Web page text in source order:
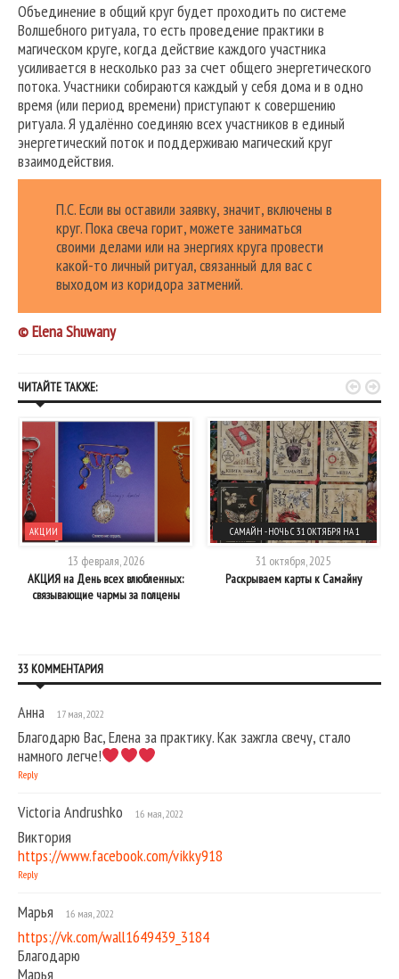
Объединение в общий круг будет проходить по системе
Волшебного ритуала, то есть проведение практики в
магическом круге, когда действие каждого участника
усиливается в несколько раз за счет общего энергетического
потока. Участники собираются каждый у себя дома и в одно
время (или период времени) приступают к совершению
ритуала. Я удалённо соединяю всех участников в единый
энергетический поток и поддерживаю магический круг
взаимодействия.
П.С. Если вы оставили заявку, значит, включены в
круг. Пока свеча горит, можете заниматься
своими делами или на энергиях круга провести
какой-то личный ритуал, связанный для вас с
выходом из коридора затмений.
© Elena Shuwany
ЧИТАЙТЕ ТАКЖЕ:
АКЦИИ
13 февраля, 2026
АКЦИЯ на День всех влюбленных:
связывающие чармы за полцены
САМАЙН - НОЧЬ С 31 ОКТЯБРЯ НА 1
31 октября, 2025
Раскрываем карты к Самайну
 
33 КОММЕНТАРИЯ
Анна 17 мая, 2022
Благодарю Вас, Елена за практику. Как зажгла свечу, стало
намного легче!
Reply
Victoria Andrushko 16 мая, 2022
Виктория
https://www.facebook.com/vikky918
Reply
Марья 16 мая, 2022
https://vk.com/wall1649439_3184
Благодарю
Марья